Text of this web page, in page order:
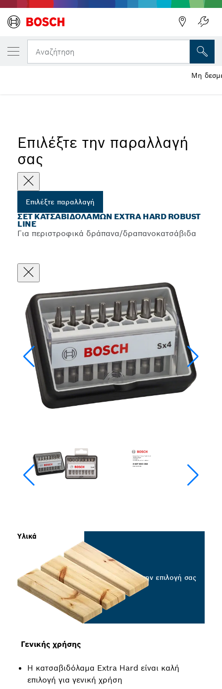
Αναζήτηση
Επιλέξτε την παραλλαγή
σας
Επιλέξτε παραλλαγή
ΣΕΤ ΚΑΤΣΑΒΙΔΌΛΑΜΩΝ EXTRA HARD ROBUST
LINE
Για περιστροφικά δράπανα/δραπανοκατσάβιδα
Γενικής χρήσης
Η κατσαβιδόλαμα Extra Hard είναι καλή
επιλογή για γενική χρήση
Υλικά
Επιλέξτε την επιλογή σας
Η ΕΠΙΛΕΓΜΈΝΗ ΠΑΡΑΛΛΑΓΉ ΣΑΣ
Σετ κατσαβιδόλαμων Extra Hard Robust
Μη